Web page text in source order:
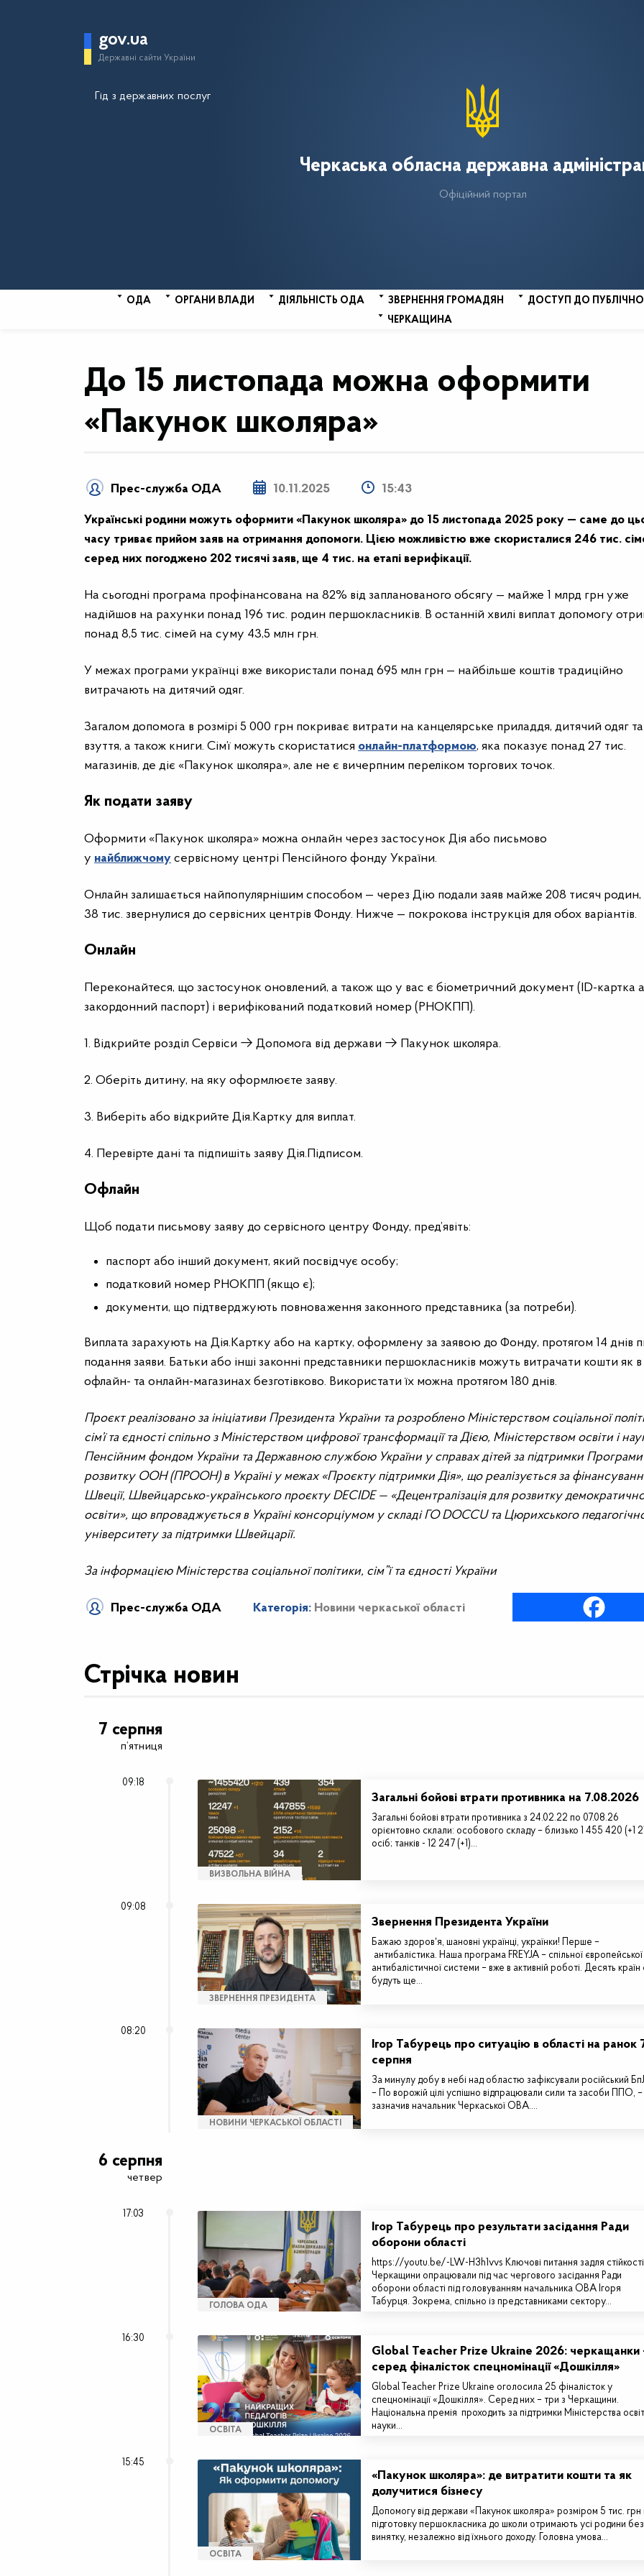
gov.ua
Державні сайти України
Гід з державних послуг
Черкаська обласна державна
Офіційний портал
ОДА ОРГАНИ ВЛАДИ ДІЯЛЬНІСТЬ ОДА ЗВЕРНЕННЯ ГРОМАДЯН
ДОСТУП ДО
ЧЕРКАЩИНА
До 15 листопада можна оформити
«Пакунок школяра»
Прес-служба ОДА 10.11.2025 15:43
Українські родини можуть оформити «Пакунок школяра» до 15 листопада 2025 року — саме до
часу триває прийом заяв на отримання допомоги. Цією можливістю вже скористалися 246 тис.
серед них погоджено 202 тисячі заяв, ще 4 тис. на етапі верифікації.
На сьогодні програма профінансована на 82% від запланованого обсягу — майже 1 млрд грн уже
надійшов на рахунки понад 196 тис. родин першокласників. В останній хвилі виплат допомогу
понад 8,5 тис. сімей на суму 43,5 млн грн.
У межах програми українці вже використали понад 695 млн грн — найбільше коштів традиційно
витрачають на дитячий одяг.
Загалом допомога в розмірі 5 000 грн покриває витрати на канцелярське приладдя, дитячий одяг та
взуття, а також книги. Сім’ї можуть скористатися онлайн-платформою, яка показує понад 27 тис.
магазинів, де діє «Пакунок школяра», але не є вичерпним переліком торгових точок.
Як подати заяву
Оформити «Пакунок школяра» можна онлайн через застосунок Дія або письмово
у найближчому сервісному центрі Пенсійного фонду України.
Онлайн залишається найпопулярнішим способом — через Дію подали заяв майже 208 тисяч
38 тис. звернулися до сервісних центрів Фонду. Нижче — покрокова інструкція для обох варіантів.
Онлайн
Переконайтеся, що застосунок оновлений, а також що у вас є біометричний документ (ID-картка
закордонний паспорт) і верифікований податковий номер (РНОКПП).
1. Відкрийте розділ Сервіси → Допомога від держави → Пакунок школяра.
2. Оберіть дитину, на яку оформлюєте заяву.
3. Виберіть або відкрийте Дія.Картку для виплат.
4. Перевірте дані та підпишіть заяву Дія.Підписом.
Офлайн
Щоб подати письмову заяву до сервісного центру Фонду, пред’явіть:
паспорт або інший документ, який посвідчує особу;
податковий номер РНОКПП (якщо є);
документи, що підтверджують повноваження законного представника (за потреби).
Виплата зарахують на Дія.Картку або на картку, оформлену за заявою до Фонду, протягом 14 днів
подання заяви. Батьки або інші законні представники першокласників можуть витрачати кошти як в
офлайн- та онлайн-магазинах безготівково. Використати їх можна протягом 180 днів.
Проєкт реалізовано за ініціативи Президента України та розроблено Міністерством соціальної
сім’ї та єдності спільно з Міністерством цифрової трансформації та Дією, Міністерством освіти і
Пенсійним фондом України та Державною службою України у справах дітей за підтримки Програми
розвитку ООН (ПРООН) в Україні у межах «Проєкту підтримки Дія», що реалізується за
Швеції, Швейцарсько-українського проєкту DECIDE — «Децентралізація для розвитку
освіти», що впроваджується в Україні консорціумом у складі ГО DOCCU та Цюрихського
університету за підтримки Швейцарії.
За інформацією Міністерства соціальної політики, сім”ї та єдності України
Прес-служба ОДА Категорія: Новини черкаської області
Стрічка новин
7 серпня
п’ятниця
09:18
ВИЗВОЛЬНА ВІЙНА
Загальні бойові втрати противника на 7.08.2026
Загальні бойові втрати противника з 24.02.22 по 07.08.26
орієнтовно склали: особового складу – близько 1 455 420 (+1
осіб; танків - 12 247 (+1)…
09:08
ЗВЕРНЕННЯ ПРЕЗИДЕНТА
Звернення Президента України
Бажаю здоровʼя, шановні українці, українки! Перше –
антибалістика. Наша програма FREYJA – спільної європейської
антибалістичної системи – вже в активній роботі. Десять країн
будуть ще…
08:20
НОВИНИ ЧЕРКАСЬКОЇ ОБЛАСТІ
Ігор Табурець про ситуацію в області на ранок
серпня
За минулу добу в небі над областю зафіксували російський
– По ворожій цілі успішно відпрацювали сили та засоби ППО, –
зазначив начальник Черкаської ОВА.…
6 серпня
четвер
17:03
ГОЛОВА ОДА
Ігор Табурець про результати засідання Ради
оборони області
https://youtu.be/-LW-H3h1vvs Ключові питання задля стійкості
Черкащини опрацювали під час чергового засідання Ради
оборони області під головуванням начальника ОВА Ігоря
Табурця. Зокрема, спільно із представниками сектору…
16:30
ОСВІТА
Global Teacher Prize Ukraine 2026: черкащанки
серед фіналісток спецномінації «Дошкілля»
Global Teacher Prize Ukraine оголосила 25 фіналісток у
спецномінації «Дошкілля». Серед них – три з Черкащини.
Національна премія проходить за підтримки Міністерства
науки…
15:45
ОСВІТА
«Пакунок школяра»: де витратити кошти та як
долучитися бізнесу
Допомогу від держави «Пакунок школяра» розміром 5 тис. грн
підготовку першокласника до школи отримають усі родини без
винятку, незалежно від їхнього доходу. Головна умова…